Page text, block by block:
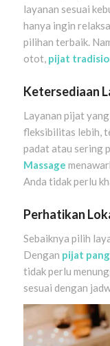
layanan sesuai
hanya ingin
pilihan terbaik.
otot, pijat
Ketersediaan
Layanan pijat
fleksibilitas lebih,
padat atau sering
Massage
Anda tidak perlu
Perhatikan
Sebaiknya pilih
Dengan pijat
tidak perlu
sesuai dengan